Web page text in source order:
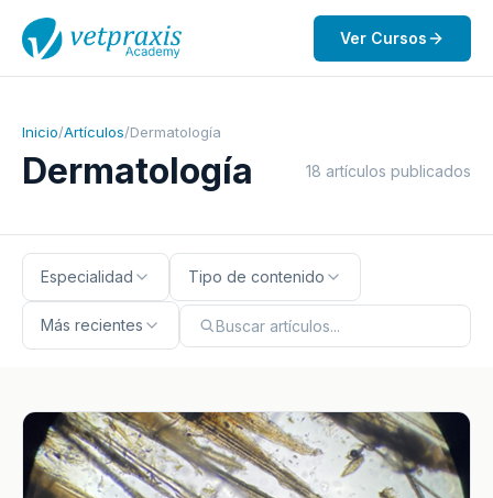
Ver Cursos
Inicio/Artículos/Dermatología
Dermatología 18 artículos publicados
Especialidad Tipo de contenido
Más recientes